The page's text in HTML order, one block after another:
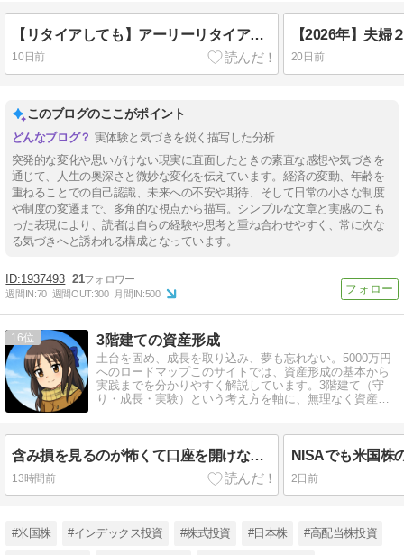
【リタイアしても】アーリーリタイアできない問題
10日前
【2026年】夫婦
20日前
このブログのここがポイント
実体験と気づきを鋭く描写した分析
突発的な変化や思いがけない現実に直面したときの素直な感想や気づきを
通じて、人生の奥深さと微妙な変化を伝えています。経済の変動、年齢を
重ねることでの自己認識、未来への不安や期待、そして日常の小さな制度
や制度の変遷まで、多角的な視点から描写。シンプルな文章と実感のこも
った表現により、読者は自らの経験や思考と重ね合わせやすく、常に次な
る気づきへと誘われる構成となっています。
1937493 21
週間IN:70 週間OUT:300 月間IN:500
16 3階建ての資産形成
土台を固め、成長を取り込み、夢も忘れない。5000万円
へのロードマップこのサイトでは、資産形成の基本から
実践までを分かりやすく解説しています。3階建て（守
り・成長・実験）という考え方を軸に、無理なく資産を
含み損を見るのが怖くて口座を開けない｜「見ない」と「待つ」を分ける確認日
13時間前 2日前
#米国株 #インデックス投資 #株式投資 #日本株 #高配当株投資